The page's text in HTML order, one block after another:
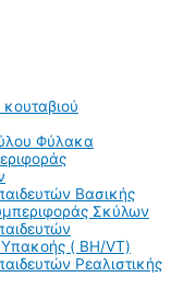
Φύλακα
Βασικής
Σκύλων
( BH/VT)
Ρεαλιστικής